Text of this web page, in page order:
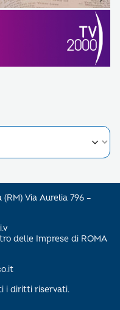
(RM) Via Aurelia 796 –
delle Imprese di ROMA
i diritti riservati.